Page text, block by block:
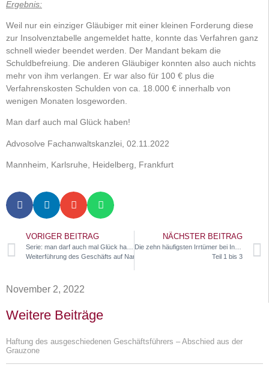
Ergebnis:
Weil nur ein einziger Gläubiger mit einer kleinen Forderung diese
zur Insolvenztabelle angemeldet hatte, konnte das Verfahren ganz
schnell wieder beendet werden. Der Mandant bekam die
Schuldbefreiung. Die anderen Gläubiger konnten also auch nichts
mehr von ihm verlangen. Er war also für 100 € plus die
Verfahrenskosten Schulden von ca. 18.000 € innerhalb von
wenigen Monaten losgeworden.
Man darf auch mal Glück haben!
Advosolve Fachanwaltskanzlei, 02.11.2022
Mannheim, Karlsruhe, Heidelberg, Frankfurt
VORIGER BEITRAG
Serie: man darf auch mal Glück haben!
Weiterführung des Geschäfts auf Namen einer anderen Person
NÄCHSTER BEITRAG
Die zehn häufigsten Irrtümer bei Insolvenzen
Teil 1 bis 3
November 2, 2022
Weitere Beiträge
Haftung des ausgeschiedenen Geschäftsführers – Abschied aus der
Grauzone